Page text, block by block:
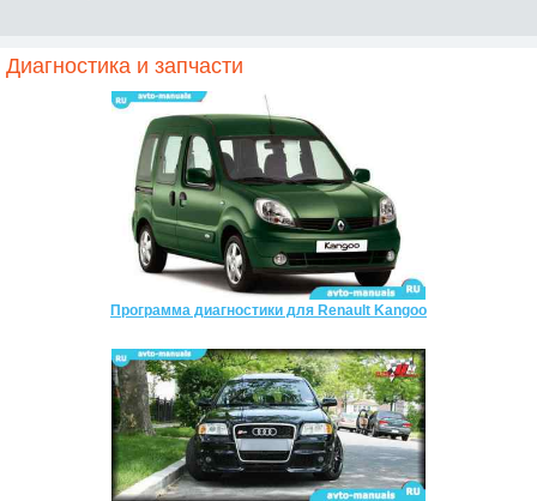
Диагностика и запчасти
Программа диагностики для Renault Kangoo